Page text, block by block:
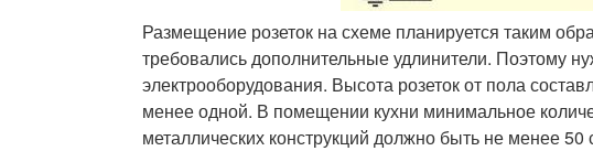
Размещение розеток на схеме планируется таким
требовались дополнительные удлинители. Поэтому
электрооборудования. Высота розеток от пола
менее одной. В помещении кухни минимальное
металлических конструкций должно быть не менее 50